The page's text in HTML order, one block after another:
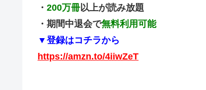
・ 200万冊以上が読み放題
・期間中退会で無料利用可能
▼登録はコチラから
https://amzn.to/4iiwZeT